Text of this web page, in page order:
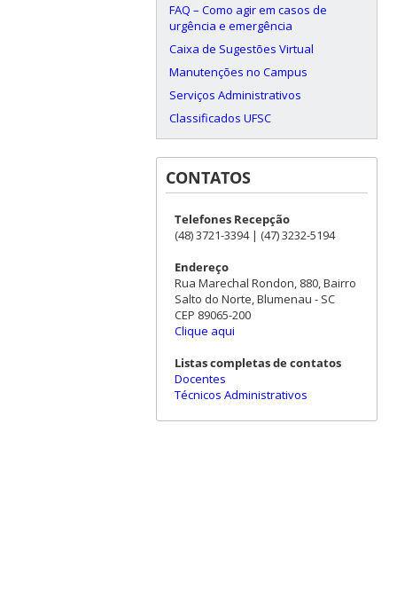
FAQ – Como agir em casos de
urgência e emergência
Caixa de Sugestões Virtual
Manutenções no Campus
Serviços Administrativos
Classificados UFSC
CONTATOS
Telefones Recepção
(48) 3721-3394 | (47) 3232-5194
Endereço
Rua Marechal Rondon, 880, Bairro
Salto do Norte, Blumenau - SC
CEP 89065-200
Clique aqui
Listas completas de contatos
Docentes
Técnicos Administrativos